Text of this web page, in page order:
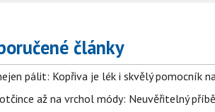
články
pálit: Kopřiva je lék i skvělý pomocník
až na vrchol módy: Neuvěřitelný